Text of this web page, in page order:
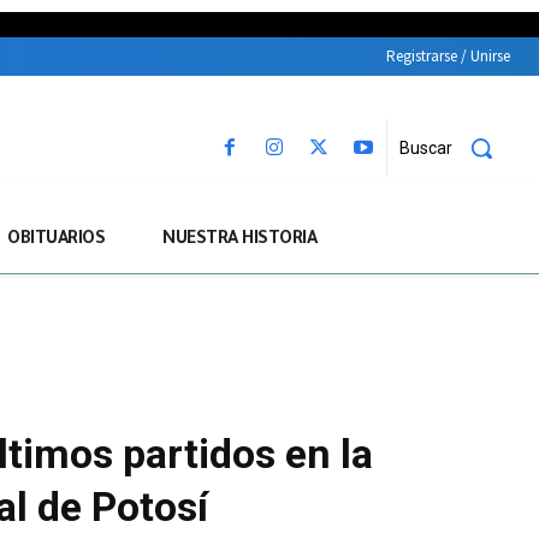
Registrarse / Unirse
Buscar
OBITUARIOS NUESTRA HISTORIA
partidos en la
de Potosí